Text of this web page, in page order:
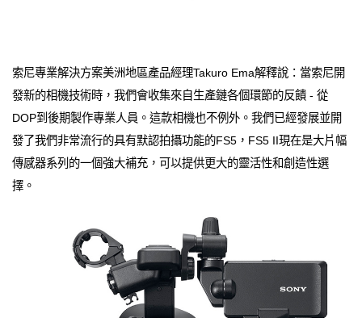
索尼專業解決方案美洲地區產品經理Takuro Ema解釋說：當索尼開
發新的相機技術時，我們會收集來自生產鏈各個環節的反饋 - 從
DOP到後期製作專業人員。這款相機也不例外。我們已經發展並開
發了我們非常流行的具有默認拍攝功能的FS5，FS5 II現在是大片幅
傳感器系列的一個強大補充，可以提供更大的靈活性和創造性選
擇。